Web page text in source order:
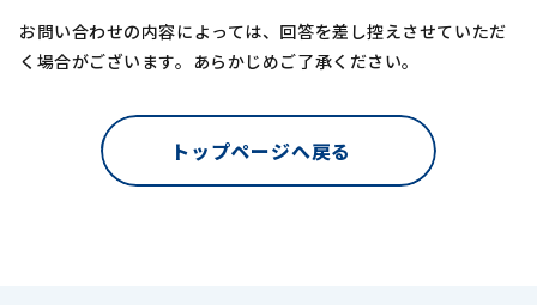
お問い合わせの内容によっては、回答を差し控えさせていただ
く場合がございます。あらかじめご了承ください。
トップページへ戻る